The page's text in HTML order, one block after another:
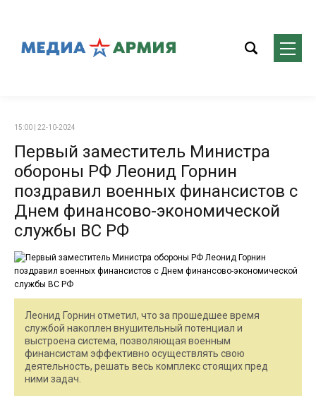
15:00 | 22-10-2024
Первый заместитель Министра
обороны РФ Леонид Горнин
поздравил военных финансистов с
Днем финансово-экономической
службы ВС РФ
Леонид Горнин отметил, что за прошедшее время
службой накоплен внушительный потенциал и
выстроена система, позволяющая военным
финансистам эффективно осуществлять свою
деятельность, решать весь комплекс стоящих пред
ними задач.